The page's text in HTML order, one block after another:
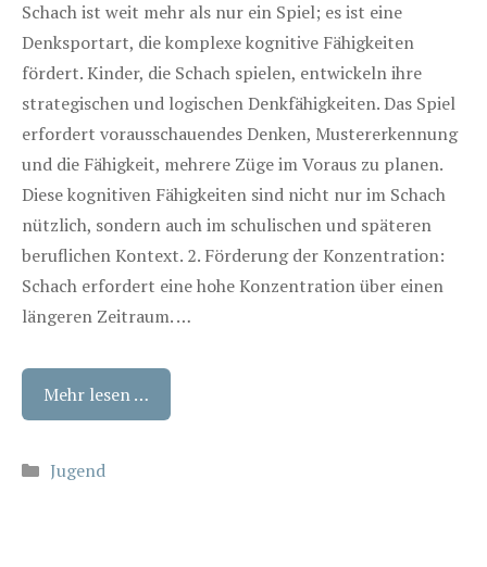
Schach ist weit mehr als nur ein Spiel; es ist eine
Denksportart, die komplexe kognitive Fähigkeiten
fördert. Kinder, die Schach spielen, entwickeln ihre
strategischen und logischen Denkfähigkeiten. Das Spiel
erfordert vorausschauendes Denken, Mustererkennung
und die Fähigkeit, mehrere Züge im Voraus zu planen.
Diese kognitiven Fähigkeiten sind nicht nur im Schach
nützlich, sondern auch im schulischen und späteren
beruflichen Kontext. 2. Förderung der Konzentration:
Schach erfordert eine hohe Konzentration über einen
längeren Zeitraum. …
Mehr lesen …
Kategorien
Jugend